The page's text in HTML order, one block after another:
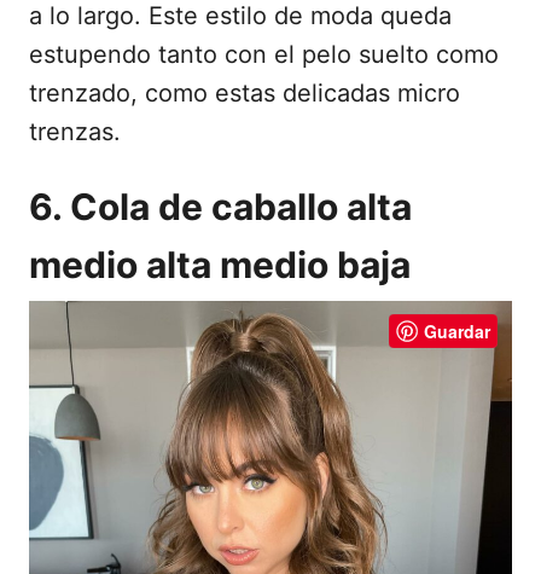
a lo largo. Este estilo de moda queda
estupendo tanto con el pelo suelto como
trenzado, como estas delicadas micro
trenzas.
6. Cola de caballo alta
medio alta medio baja
Guardar